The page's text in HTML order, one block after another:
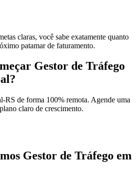
claras, você sabe exatamente quanto
patamar de faturamento.
Gestor de Tráfego
?
-RS de forma 100% remota. Agende uma
claro de crescimento.
Gestor de Tráfego em